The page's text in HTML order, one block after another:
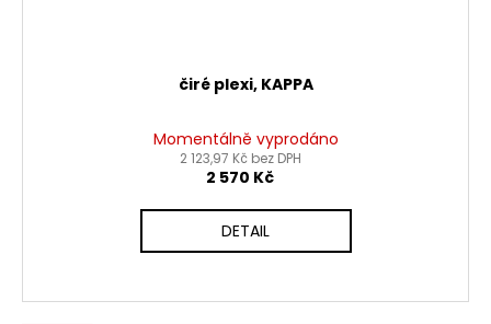
čiré plexi, KAPPA
Momentálně vyprodáno
2 123,97 Kč bez DPH
2 570 Kč
DETAIL